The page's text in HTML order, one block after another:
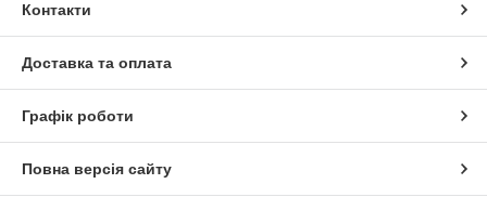
Контакти
Доставка та оплата
Графік роботи
Повна версія сайту